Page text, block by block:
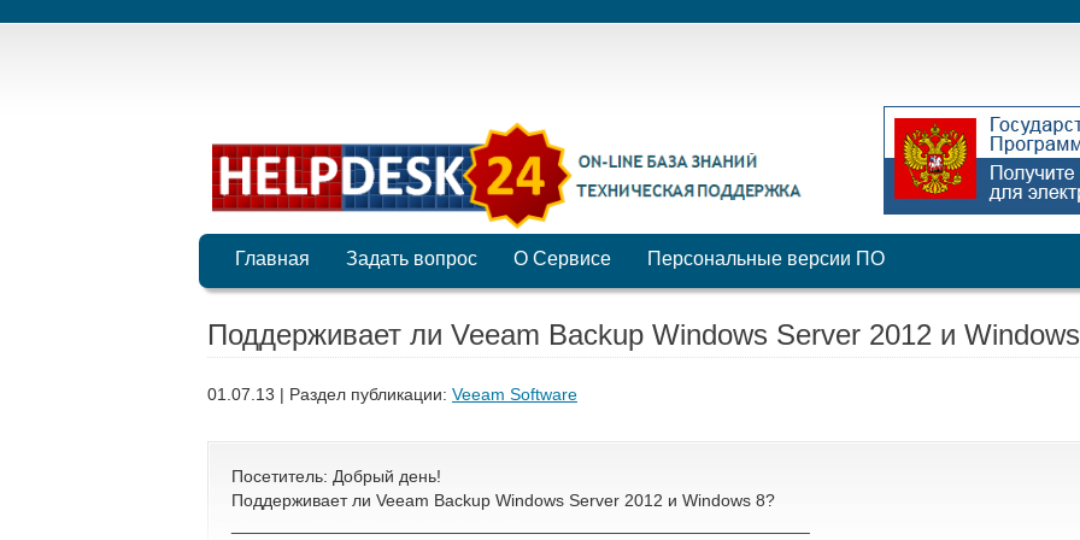
Главная Задать вопрос О Сервисе Персональные версии ПО
Поддерживает ли Veeam Backup Windows Server 2012 и
01.07.13 | Раздел публикации: Veeam Software
Посетитель: Добрый день!
Поддерживает ли Veeam Backup Windows Server 2012 и Windows 8?